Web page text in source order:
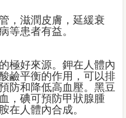
，滋潤皮膚，延緩衰
等患者有益。
極好來源。鉀在人體內
鹼平衡的作用，可以排
防和降低高血壓。黑豆
，碘可預防甲狀腺腫
在人體內合成。